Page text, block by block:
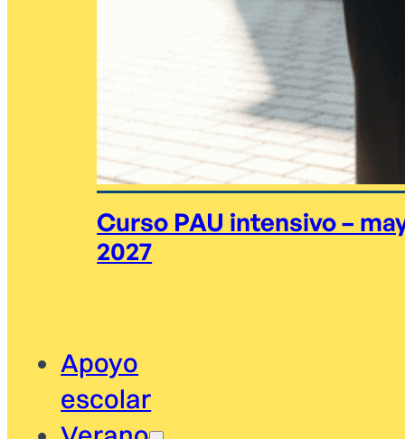
Curso PAU intensivo –
2027
Apoyo
escolar